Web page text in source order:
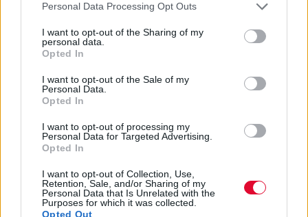
Personal Data Processing Opt Outs
I want to opt-out of the Sharing of my
personal data.
Opted In
I want to opt-out of the Sale of my
Personal Data.
Opted In
I want to opt-out of processing my
Personal Data for Targeted Advertising.
Opted In
I want to opt-out of Collection, Use,
Retention, Sale, and/or Sharing of my
Personal Data that Is Unrelated with the
Purposes for which it was collected.
Opted Out